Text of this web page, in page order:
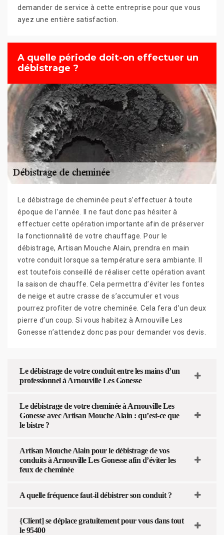
demander de service à cette entreprise pour que vous
ayez une entière satisfaction.
A quelle période doit-on effectuer un
débistrage ?
Le débistrage de cheminée peut s’effectuer à toute
époque de l’année. Il ne faut donc pas hésiter à
effectuer cette opération importante afin de préserver
la fonctionnalité de votre chauffage. Pour le
débistrage, Artisan Mouche Alain, prendra en main
votre conduit lorsque sa température sera ambiante. Il
est toutefois conseillé de réaliser cette opération avant
la saison de chauffe. Cela permettra d’éviter les fontes
de neige et autre crasse de s’accumuler et vous
pourrez profiter de votre cheminée. Cela fera d’un deux
pierre d’un coup. Si vous habitez à Arnouville Les
Gonesse n’attendez donc pas pour demander vos devis.
Le débistrage de votre conduit entre les mains d’un
professionnel à Arnouville Les Gonesse
Le débistrage de votre cheminée à Arnouville Les
Gonesse avec Artisan Mouche Alain : qu’est-ce que
le bistre ?
Artisan Mouche Alain pour le débistrage de vos
conduits à Arnouville Les Gonesse afin d’éviter les
feux de cheminée
A quelle fréquence faut-il débistrer son conduit ?
{Client] se déplace gratuitement pour vous dans tout
le 95400